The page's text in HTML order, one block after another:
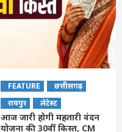
FEATURE
छत्तीसगढ़
रायपुर
लेटेस्ट
आज जारी होगी महतारी वंदन
योजना की 30वीं किस्त, CM